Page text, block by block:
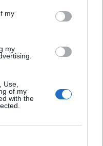
my
my
Use,
of my
with the
by notospress